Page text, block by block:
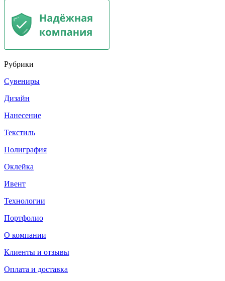
Рубрики
Сувениры
Дизайн
Нанесение
Текстиль
Полиграфия
Оклейка
Ивент
Технологии
Портфолио
О компании
Клиенты и отзывы
Оплата и доставка